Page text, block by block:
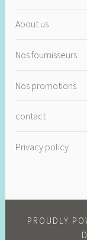
About us
Nos fournisseurs
Nos promotions
contact
Privacy policy
PROUDLY